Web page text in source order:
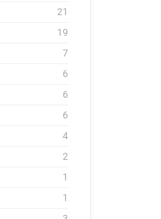
21
19
7
6
6
6
4
2
1
1